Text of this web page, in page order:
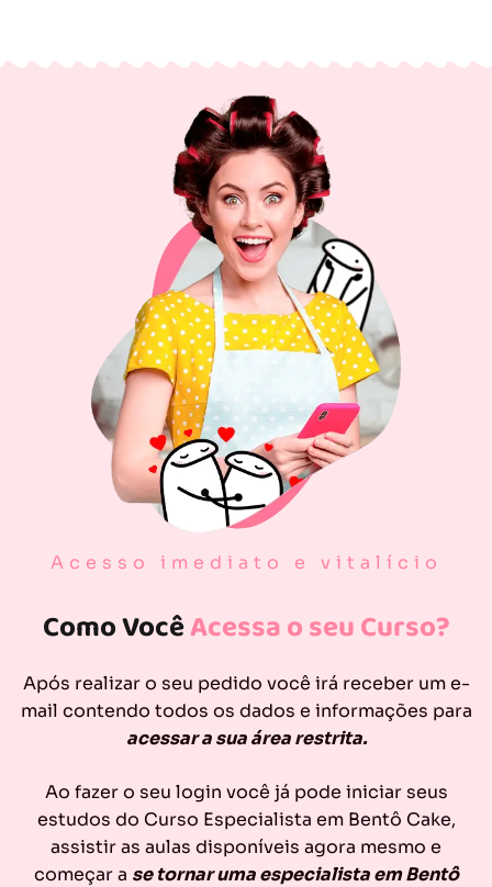
Acesso imediato e vitalício
Como VocêAcessa o seu Curso?
Após realizar o seu pedido você irá receber um e-
mail contendo todos os dados e informações para
acessar a sua área restrita.
Ao fazer o seu login você já pode iniciar seus
estudos do Curso Especialista em Bentô Cake,
assistir as aulas disponíveis agora mesmo e
começar a se tornar uma especialista em Bentô